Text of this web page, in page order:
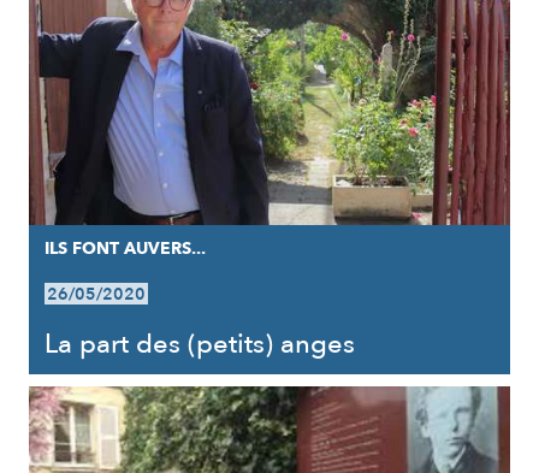
ILS FONT AUVERS...
26/05/2020
La part des (petits) anges